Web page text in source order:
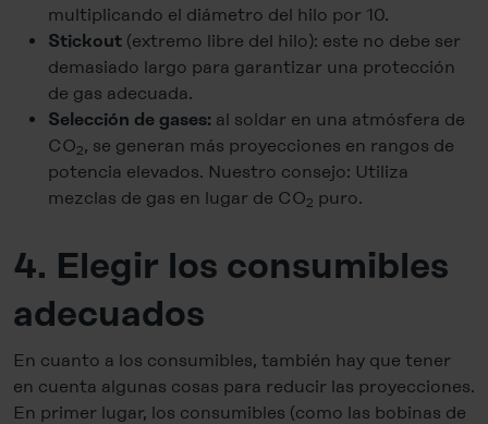
multiplicando el diámetro del hilo por 10.
Stickout (extremo libre del hilo): este no debe ser
demasiado largo para garantizar una protección
de gas adecuada.
Selección de gases: al soldar en una atmósfera de
CO2, se generan más proyecciones en rangos de
potencia elevados. Nuestro consejo: Utiliza
mezclas de gas en lugar de CO2 puro.
4. Elegir los consumibles
adecuados
En cuanto a los consumibles, también hay que tener
en cuenta algunas cosas para reducir las proyecciones.
En primer lugar, los consumibles (como las bobinas de